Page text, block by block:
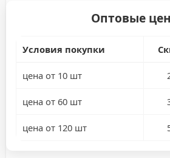
Оптовые
Условия покупки
цена от 10 шт
цена от 60 шт
цена от 120 шт